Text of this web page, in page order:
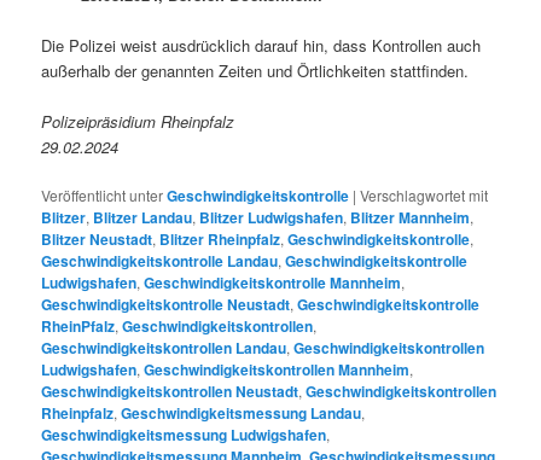
Die Polizei weist ausdrücklich darauf hin, dass Kontrollen auch
außerhalb der genannten Zeiten und Örtlichkeiten stattfinden.
Polizeipräsidium Rheinpfalz
29.02.2024
Veröffentlicht unterGeschwindigkeitskontrolle |Verschlagwortet mit
Blitzer, Blitzer Landau, Blitzer Ludwigshafen, Blitzer Mannheim,
Blitzer Neustadt, Blitzer Rheinpfalz,Geschwindigkeitskontrolle,
Geschwindigkeitskontrolle Landau,Geschwindigkeitskontrolle
Ludwigshafen,Geschwindigkeitskontrolle Mannheim,
Geschwindigkeitskontrolle Neustadt,Geschwindigkeitskontrolle
RheinPfalz,Geschwindigkeitskontrollen,
Geschwindigkeitskontrollen Landau,Geschwindigkeitskontrollen
Ludwigshafen,Geschwindigkeitskontrollen Mannheim,
Geschwindigkeitskontrollen Neustadt,Geschwindigkeitskontrollen
Rheinpfalz,Geschwindigkeitsmessung Landau,
Geschwindigkeitsmessung Ludwigshafen,